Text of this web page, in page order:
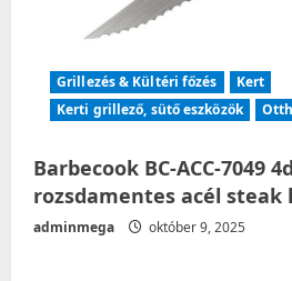
Grillezés & Kültéri főzés
Kert
Kerti grillező, sütő eszközök
Barbecook BC-ACC-7049
rozsdamentes acél steak
adminmega október 9, 2025